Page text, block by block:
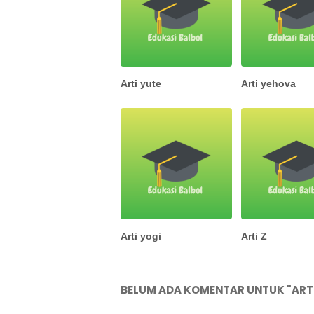
Arti yute Arti yehova
Arti yogi Arti Z
BELUM ADA KOMENTAR UNTUK